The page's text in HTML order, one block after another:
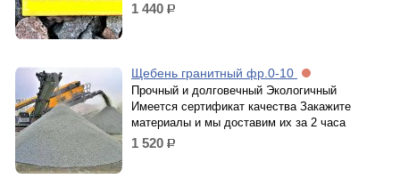
1 440 р.
Щебень гранитный фр.0-10
Прочный и долговечный Экологичный
Имеется сертификат качества Закажите
материалы и мы доставим их за 2 часа
1 520 р.